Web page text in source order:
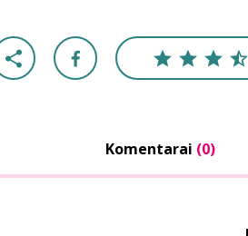
Komentarai (0)